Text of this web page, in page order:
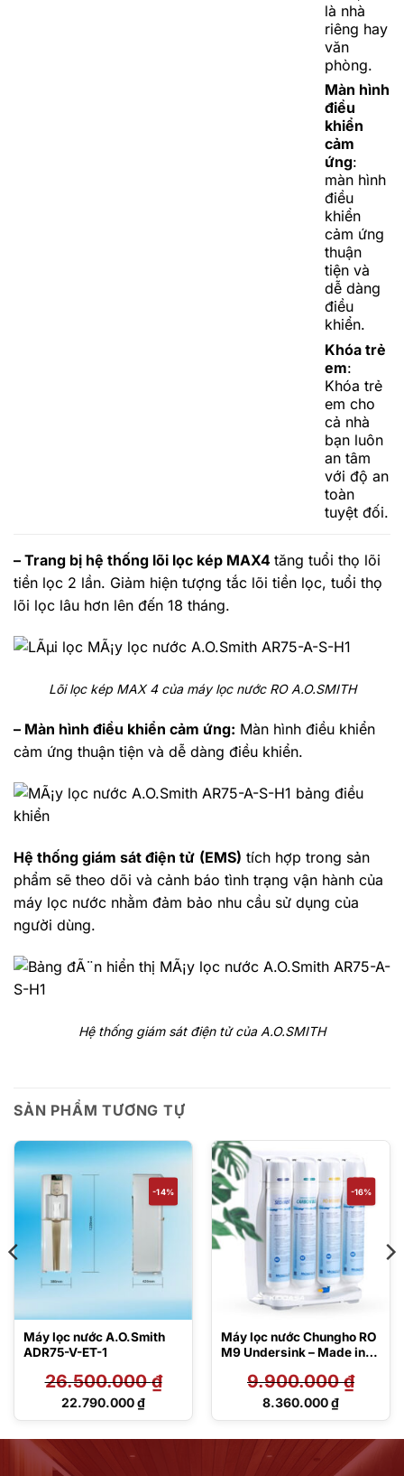
là nhà
riêng hay
văn
phòng.
Màn hình
điều
khiển
cảm
ứng:
màn hình
điều
khiển
cảm ứng
thuận
tiện và
dễ dàng
điều
khiển.
Khóa trẻ
em:
Khóa trẻ
em cho
cả nhà
bạn luôn
an tâm
với độ an
toàn
tuyệt đối.
– Trang bị hệ thống lõi lọc kép MAX4 tăng tuổi thọ lõi
tiền lọc 2 lần. Giảm hiện tượng tắc lõi tiền lọc, tuổi thọ
lõi lọc lâu hơn lên đến 18 tháng.
Lõi lọc kép MAX 4 của máy lọc nước RO A.O.SMITH
– Màn hình điều khiển cảm ứng: Màn hình điều khiển
cảm ứng thuận tiện và dễ dàng điều khiển.
Hệ thống giám sát điện tử (EMS) tích hợp trong sản
phẩm sẽ theo dõi và cảnh báo tình trạng vận hành của
máy lọc nước nhằm đảm bảo nhu cầu sử dụng của
người dùng.
Hệ thống giám sát điện tử của A.O.SMITH
SẢN PHẨM TƯƠNG TỰ
-14%
Máy lọc nước A.O.Smith
ADR75-V-ET-1
26.500.000₫
Giá
22.790.000₫
Giá
-16%
Máy lọc nước Chungho RO
M9 Undersink – Made in
9.900.000₫
Giá
9.900.000 ₫.
8.360.000₫
Giá